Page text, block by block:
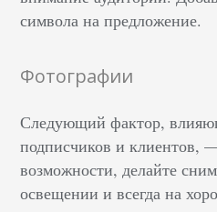
символа на предложение.
Фотографии
Следующий фактор,
подписчиков и клиентов,
возможности, делайте
освещении и всегда на